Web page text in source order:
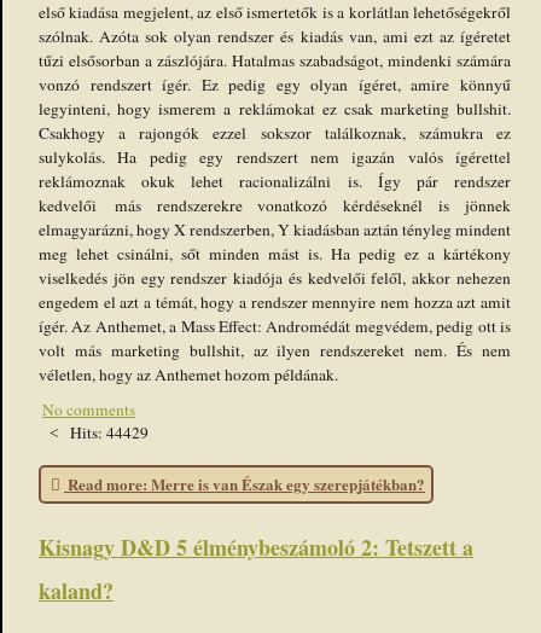
első kiadása megjelent, az első ismertetők is a korlátlan lehetőségekről
szólnak. Azóta sok olyan rendszer és kiadás van, ami ezt az ígéretet
tűzi elsősorban a zászlójára. Hatalmas szabadságot, mindenki számára
vonzó rendszert ígér. Ez pedig egy olyan ígéret, amire könnyű
legyinteni, hogy ismerem a reklámokat ez csak marketing bullshit.
Csakhogy a rajongók ezzel sokszor találkoznak, számukra ez
sulykolás. Ha pedig egy rendszert nem igazán valós ígérettel
reklámoznak okuk lehet racionalizálni is. Így pár rendszer
kedvelői más rendszerekre vonatkozó kérdéseknél is jönnek
elmagyarázni, hogy X rendszerben, Y kiadásban aztán tényleg mindent
meg lehet csinálni, sőt minden mást is. Ha pedig ez a kártékony
viselkedés jön egy rendszer kiadója és kedvelői felől, akkor nehezen
engedem el azt a témát, hogy a rendszer mennyire nem hozza azt amit
ígér. Az Anthemet, a Mass Effect: Andromédát megvédem, pedig ott is
volt más marketing bullshit, az ilyen rendszereket nem. És nem
véletlen, hogy az Anthemet hozom példának.
No comments
Hits: 44429
Read more: Merre is van Észak egy szerepjátékban?
Kisnagy D&D 5 élménybeszámoló 2: Tetszett a
kaland?